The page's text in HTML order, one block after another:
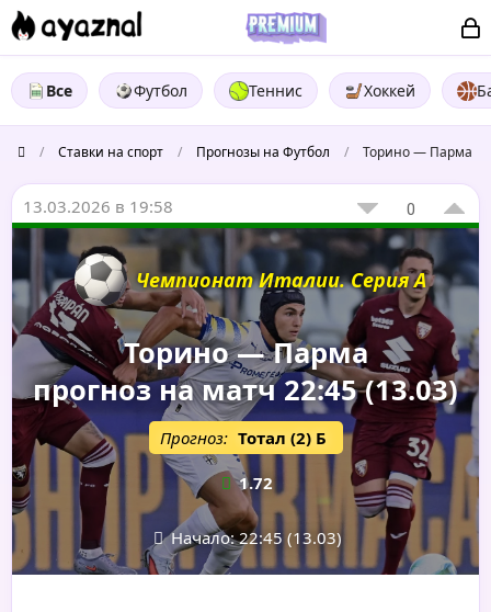
Все Футбол Теннис Хоккей
/ Ставки на спорт / Прогнозы на Футбол / Торино — Парма
13.03.2026 в 19:58 0
Чемпионат Италии. Серия А
Торино — Парма
прогноз на матч 22:45 (13.03)
Прогноз: Тотал (2) Б
1.72
Начало: 22:45 (13.03)